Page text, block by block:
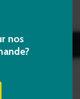
nos